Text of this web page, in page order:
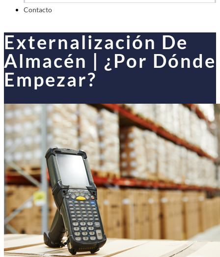
Contacto
Externalización De
Almacén | ¿Por Dónde
Empezar?